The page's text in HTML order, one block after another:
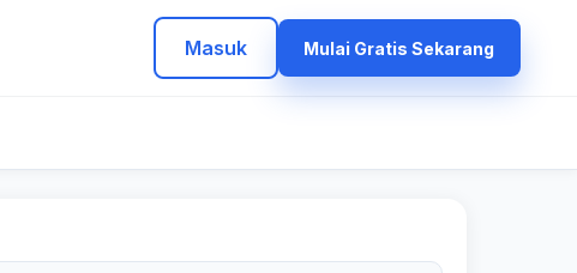
Masuk Mulai Gratis Sekarang